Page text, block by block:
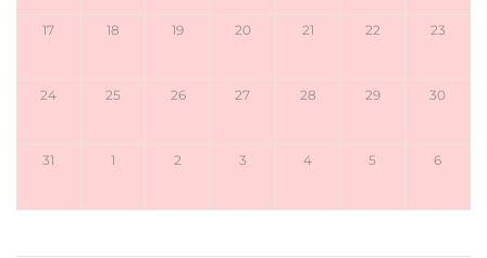
17 18 19 20 21 22 23
24 25 26 27 28 29 30
31 1 2 3 4 5 6